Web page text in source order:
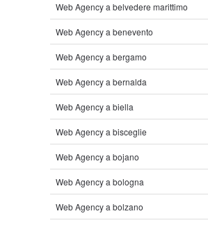
Web Agency a belvedere marittimo
Web Agency a benevento
Web Agency a bergamo
Web Agency a bernalda
Web Agency a biella
Web Agency a bisceglie
Web Agency a bojano
Web Agency a bologna
Web Agency a bolzano